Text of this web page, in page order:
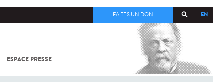
EN
FAITES UN DON
ESPACE PRESSE
COV-2 /